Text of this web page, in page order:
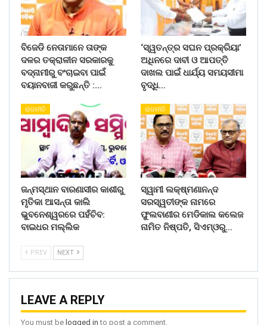
ବିଜେଡି ନେତାମାନେ ତାଙ୍କ
ଦଳର ତକ୍ରାଳୀନ ସରକାରକୁ
ବଦ୍ନାମୀରୁ ବଂଚାଇବା ପାଇଁ
ବୟାନବାଜୀ କରୁଛନ୍ତି :…
‘ସ୍ୱତନ୍ତ୍ର ସଘନ ପ୍ରକ୍ରିୟା’
ଅଧିନରେ ଦାବୀ ଓ ଆପତ୍ତି
ଦାଖଲ ପାଇଁ ଧାର୍ଯ୍ୟ ସମୟସୀମା
ବୃଦ୍ଧି…
ରାଜନୀତି
ଜନ୍ମସ୍ଥାନ ବାରଣାସୀର କାଶୀରୁ
ମୃତିକା ଆସନ୍ତା କାଲି
ଭୁବନେଶ୍ୱରରେ ପହଁଚିବ:
ବାଇଧର ମଲ୍ଲିକ
ରାଜନୀତି
ସ୍ୱାମୀ ଲକ୍ଷ୍ମଣାନନ୍ଦ
ସରସ୍ୱତୀଙ୍କ ନାମରେ
ଫୁଲବାଣୀର ମେଡିକାଲ କଲେଜ
ନାମିତ ନିଷ୍ପତି, ସିଏମ୍‌ଓରୁ…
PREV NEXT
LEAVE A REPLY
You must be logged in to post a comment.